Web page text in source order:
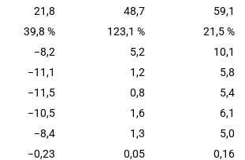
21,8 48,7 59,1
39,8 % 123,1 % 21,5 %
−8,2 5,2 10,1
−11,1 1,2 5,8
−11,5 0,8 5,4
−10,5 1,6 6,1
−8,4 1,3 5,0
−0,23 0,05 0,16